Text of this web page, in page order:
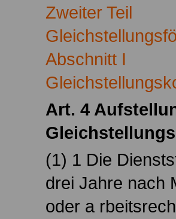
Zweiter Teil
Abschnitt I
Art. 4
(1) 1 Die
drei Jahre nach
oder a